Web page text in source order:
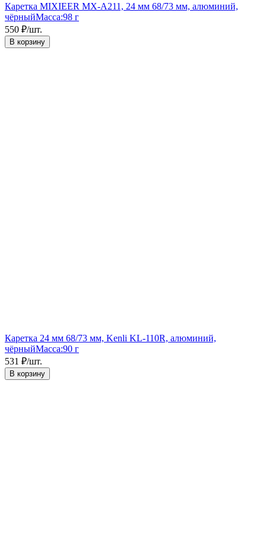
Каретка MIXIEER MX-A211, 24 мм 68/73 мм, алюминий,
чёрныйМасса:98 г
550 ₽/шт.
В корзину
Каретка 24 мм 68/73 мм, Kenli KL-110R, алюминий,
чёрныйМасса:90 г
531 ₽/шт.
В корзину